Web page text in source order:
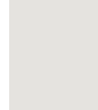
similar en lugares más